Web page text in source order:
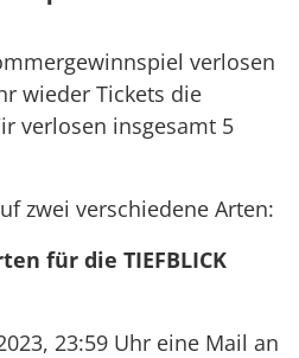
verlosen
wieder Tickets die
verlosen insgesamt 5
zwei verschiedene Arten:
für die TIEFBLICK
23:59 Uhr eine Mail an